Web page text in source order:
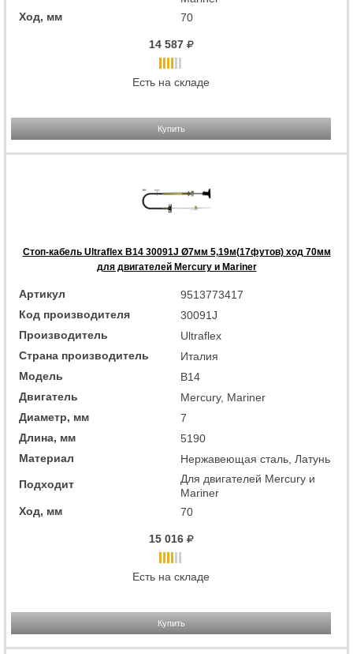
Ход, мм
70
14 587
Есть на складе
Купить
Стоп-кабель Ultraflex B14 30091J Ø7мм 5,19м(17футов) ход 70мм
для двигателей Mercury и Mariner
Артикул
9513773417
Код производителя
30091J
Производитель
Ultraflex
Страна производитель
Италия
Модель
B14
Двигатель
Mercury, Mariner
Диаметр, мм
7
Длина, мм
5190
Материал
Нержавеющая сталь, Латунь
Подходит
Для двигателей Mercury и
Mariner
Ход, мм
70
15 016
Есть на складе
Купить